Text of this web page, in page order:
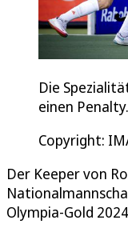
Die
einen Penalty.
Copyright:
Der Keeper von
Olympia-Gold